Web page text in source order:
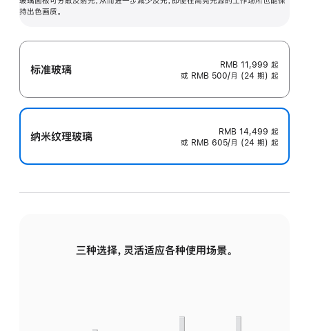
持出色画质。
开
标准玻璃 RMB 11,999 起
或 RMB 500/月 (24 期) 起
纳米纹理玻璃 RMB 14,499 起
或 RMB 605/月 (24 期) 起
三种选择，灵活适应各种使用场景。